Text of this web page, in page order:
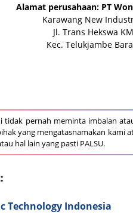
Alamat perusahaan: PT
Karawang New
Jl. Trans Hekswa
Kec. Telukjambe
tidak pernah meminta imbalan
yang mengatasnamakan kami
hal lain yang pasti PALSU.
Technology Indonesia